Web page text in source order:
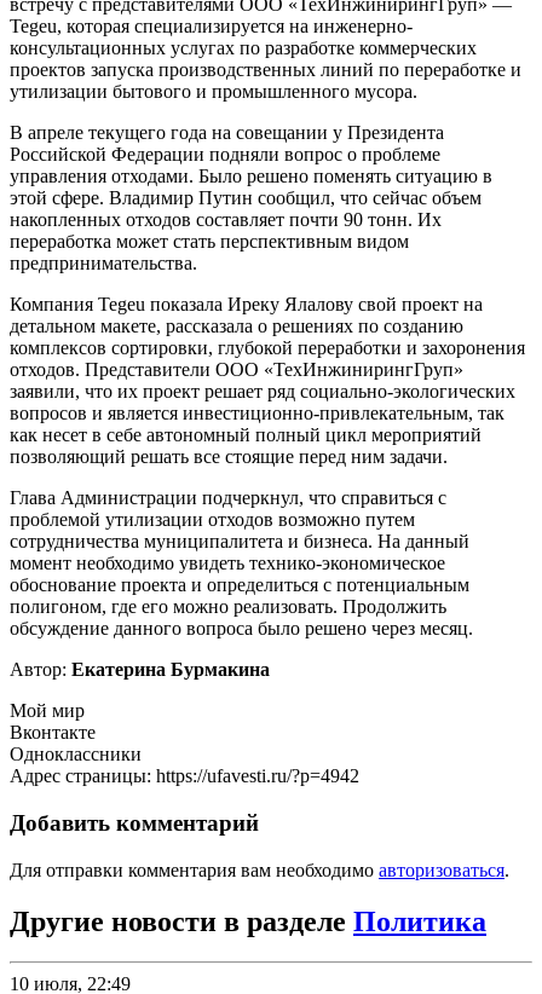
встречу с представителями ООО «ТехИнжинирингГруп» —
Tegeu, которая специализируется на инженерно-
консультационных услугах по разработке коммерческих
проектов запуска производственных линий по переработке и
утилизации бытового и промышленного мусора.
В апреле текущего года на совещании у Президента
Российской Федерации подняли вопрос о проблеме
управления отходами. Было решено поменять ситуацию в
этой сфере. Владимир Путин сообщил, что сейчас объем
накопленных отходов составляет почти 90 тонн. Их
переработка может стать перспективным видом
предпринимательства.
Компания Tegeu показала Иреку Ялалову свой проект на
детальном макете, рассказала о решениях по созданию
комплексов сортировки, глубокой переработки и захоронения
отходов. Представители ООО «ТехИнжинирингГруп»
заявили, что их проект решает ряд социально-экологических
вопросов и является инвестиционно-привлекательным, так
как несет в себе автономный полный цикл мероприятий
позволяющий решать все стоящие перед ним задачи.
Глава Администрации подчеркнул, что справиться с
проблемой утилизации отходов возможно путем
сотрудничества муниципалитета и бизнеса. На данный
момент необходимо увидеть технико-экономическое
обоснование проекта и определиться с потенциальным
полигоном, где его можно реализовать. Продолжить
обсуждение данного вопроса было решено через месяц.
Автор: Екатерина Бурмакина
Мой мир
Вконтакте
Одноклассники
Адрес страницы: https://ufavesti.ru/?p=4942
Добавить комментарий
Для отправки комментария вам необходимо авторизоваться.
Другие новости в разделе Политика
10 июля, 22:49